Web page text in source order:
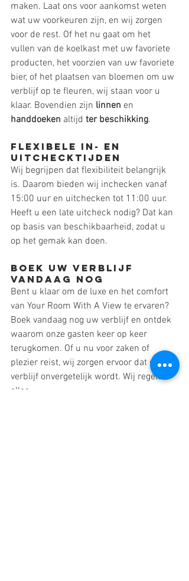
maken. Laat ons voor aankomst weten
wat uw voorkeuren zijn, en wij zorgen
voor de rest. Of het nu gaat om het
vullen van de koelkast met uw favoriete
producten, het voorzien van uw favoriete
bier, of het plaatsen van bloemen om uw
verblijf op te fleuren, wij staan voor u
klaar. Bovendien zijn linnen en
handdoeken altijd ter beschikking.
Flexibele In- en
Uitchecktijden
Wij begrijpen dat flexibiliteit belangrijk
is. Daarom bieden wij inchecken vanaf
15:00 uur en uitchecken tot 11:00 uur.
Heeft u een late uitcheck nodig? Dat kan
op basis van beschikbaarheid, zodat u
op het gemak kan doen.
Boek Uw Verblijf
Vandaag Nog
Bent u klaar om de luxe en het comfort
van Your Room With A View te ervaren?
Boek vandaag nog uw verblijf en ontdek
waarom onze gasten keer op keer
terugkomen. Of u nu voor zaken of
plezier reist, wij zorgen ervoor dat uw
verblijf onvergetelijk wordt. Wij regelen
alles.